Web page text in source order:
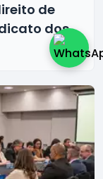
de
dos
da